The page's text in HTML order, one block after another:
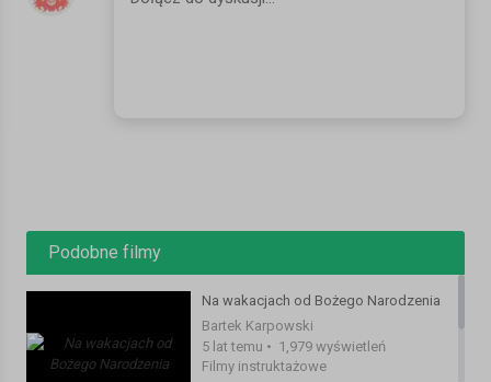
Kategoria:
Filmy instruktażowe
Podobne filmy
Na wakacjach od Bożego Narodzenia
Bartek Karpowski
5 lat temu • 1,979 wyświetleń
Filmy instruktażowe